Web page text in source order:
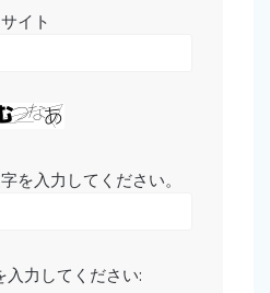
サイト
を入力してください。
入力してください: